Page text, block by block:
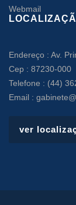
Webmail
Endereço : Av.
Cep : 87230-000
Telefone : (44)
Email :
ver